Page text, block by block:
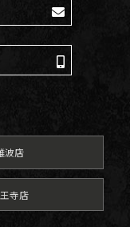
波店
王寺店